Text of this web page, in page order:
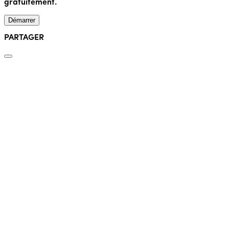
gratuitement.
Démarrer
PARTAGER